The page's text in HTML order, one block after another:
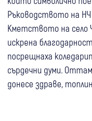
Ръководството на НЧ
Кметството на село
искрена
посрещнаха
сърдечни думи.
донесе здраве,